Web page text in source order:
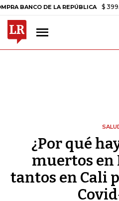
DE LA REPÚBLICA $ 399.745,16 +$
¿Por qué
muertos en
tantos en Cali